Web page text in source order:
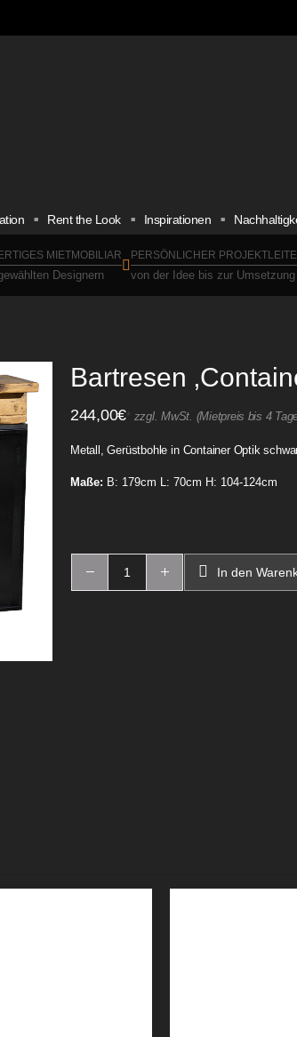
Rent the Look Inspirationen
MIETMOBILIAR
Designern
PERSÖNLICHER
von der Idee bis zur Umsetzung
Bartresen
244,00€* zzgl. MwSt. (Mietpreis bis 4
Metall, Gerüstbohle in Container Optik
Maße: B: 179cm L: 70cm H: 104-124cm
In den